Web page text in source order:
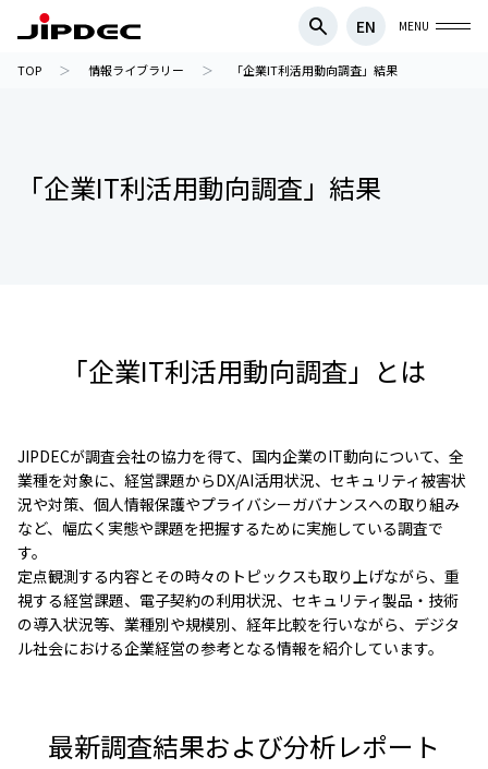
EN MENU
TOP 情報ライブラリー 「企業IT利活用動向調査」結果
「企業IT利活用動向調査」結果
「企業IT利活用動向調査」とは
JIPDECが調査会社の協力を得て、国内企業のIT動向について、全
業種を対象に、経営課題からDX/AI活用状況、セキュリティ被害状
況や対策、個人情報保護やプライバシーガバナンスへの取り組み
など、幅広く実態や課題を把握するために実施している調査で
す。
定点観測する内容とその時々のトピックスも取り上げながら、重
視する経営課題、電子契約の利用状況、セキュリティ製品・技術
の導入状況等、業種別や規模別、経年比較を行いながら、デジタ
ル社会における企業経営の参考となる情報を紹介しています。
最新調査結果および分析レポート